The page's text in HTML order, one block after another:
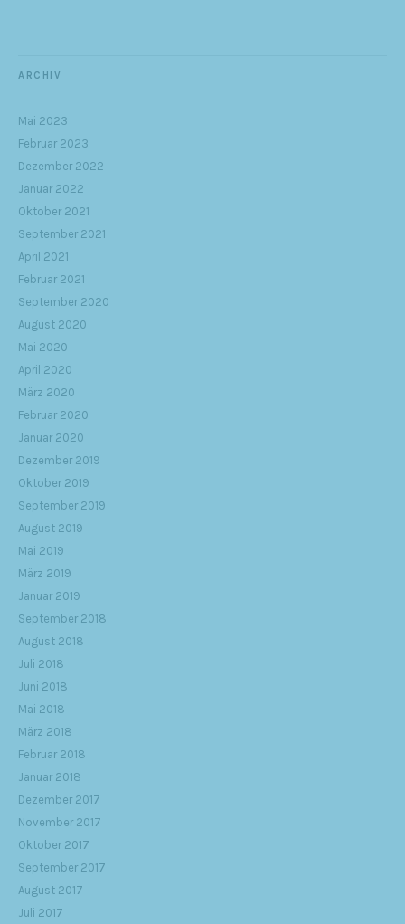
ARCHIV
Mai 2023
Februar 2023
Dezember 2022
Januar 2022
Oktober 2021
September 2021
April 2021
Februar 2021
September 2020
August 2020
Mai 2020
April 2020
März 2020
Februar 2020
Januar 2020
Dezember 2019
Oktober 2019
September 2019
August 2019
Mai 2019
März 2019
Januar 2019
September 2018
August 2018
Juli 2018
Juni 2018
Mai 2018
März 2018
Februar 2018
Januar 2018
Dezember 2017
November 2017
Oktober 2017
September 2017
August 2017
Juli 2017